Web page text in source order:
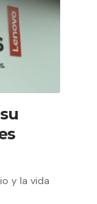
y la vida